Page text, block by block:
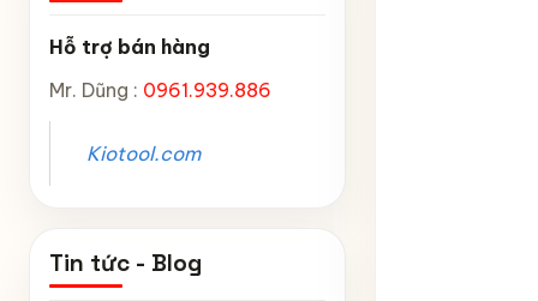
Hỗ trợ bán hàng
Mr. Dũng : 0961.939.886
Kiotool.com
Tin tức - Blog